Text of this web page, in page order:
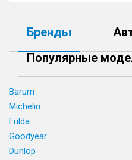
Бренды
Популярные
Barum
Michelin
Fulda
Goodyear
Dunlop